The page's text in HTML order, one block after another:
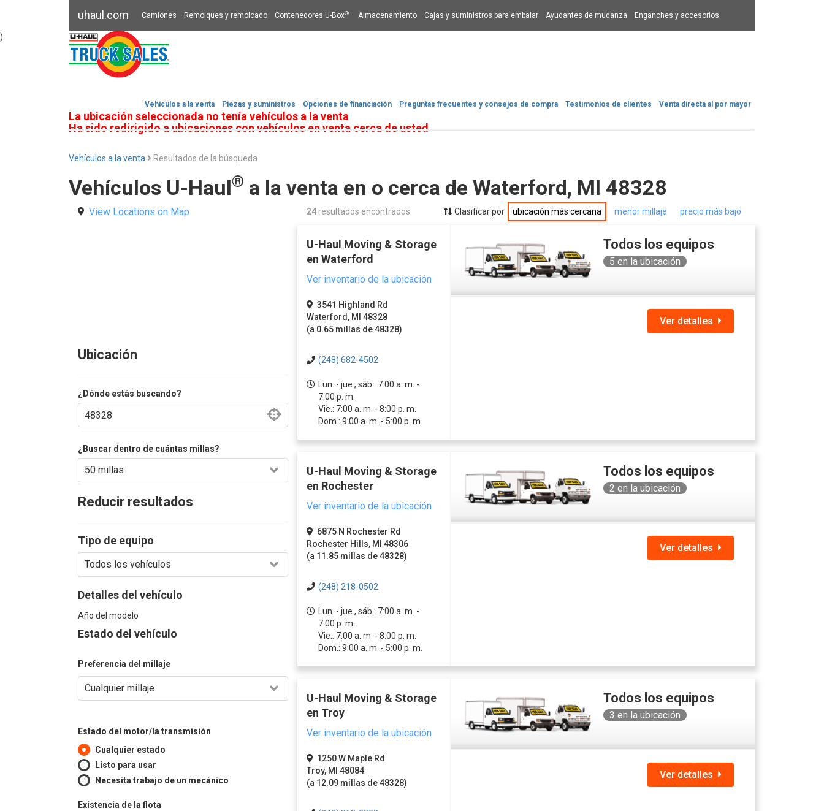
uhaul.com Camiones Remolques y remolcado Contenedores U-Box® Almacenamiento Cajas y suministros para embalar Ayudantes de mudanza Enganches y accesorios
Vehículos a la venta Piezas y suministros Opciones de financiación​​​​​​​ Preguntas frecuentes y consejos de compra Testimonios de clientes Venta directa al por mayor
)
La ubicación seleccionada no tenía vehículos a la venta
Ha sido redirigido a ubicaciones con vehículos en venta cerca de usted
Vehículos a la venta Resultados de la búsqueda
Vehículos U-Haul® a la venta en o cerca de Waterford, MI 48328
View Locations on Map 24 resultados encontrados Clasificar por ubicación más cercana menor millaje precio más bajo
Ubicación
¿Dónde estás buscando?
¿Buscar dentro de cuántas millas?
Reducir resultados
Tipo de equipo
Detalles del vehículo
Año del modelo
Estado del vehículo
Preferencia del millaje
Estado del motor/la transmisión
Cualquier estado
Listo para usar
Necesita trabajo de un mecánico
Existencia de la flota
U-Haul Moving & Storage
en Waterford
Ver inventario de la ubicación
3541 Highland Rd
Waterford, MI 48328
(a 0.65 millas de 48328)
(248) 682-4502
Lun. - jue., sáb.: 7:00 a. m. -
7:00 p. m.
Vie.: 7:00 a. m. - 8:00 p. m.
Dom.: 9:00 a. m. - 5:00 p. m.
Todos los equipos
5 en la ubicación
Ver detalles
U-Haul Moving & Storage
en Rochester
Ver inventario de la ubicación
6875 N Rochester Rd
Rochester Hills, MI 48306
(a 11.85 millas de 48328)
(248) 218-0502
Lun. - jue., sáb.: 7:00 a. m. -
7:00 p. m.
Vie.: 7:00 a. m. - 8:00 p. m.
Dom.: 9:00 a. m. - 5:00 p. m.
Todos los equipos
2 en la ubicación
Ver detalles
U-Haul Moving & Storage
en Troy
Ver inventario de la ubicación
1250 W Maple Rd
Troy, MI 48084
(a 12.09 millas de 48328)
Todos los equipos
3 en la ubicación
Ver detalles